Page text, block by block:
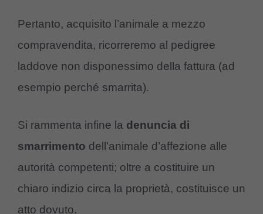
Pertanto, acquisito l’animale a mezzo
compravendita, ricorreremo al pedigree
laddove non disponessimo della fattura (ad
esempio perché smarrita).
Si rammenta infine la denuncia di
smarrimento dell’animale d’affezione alle
autorità competenti; oltre a costituire un
chiaro indizio circa la proprietà, costituisce un
atto dovuto.